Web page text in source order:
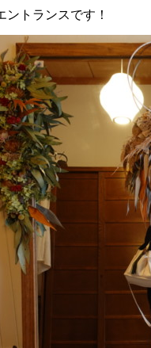
トランスです！